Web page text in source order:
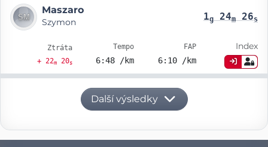
Maszaro
Szymon 1g24m26s
Ztráta
+ 22m20s
Tempo
6:48 /km
FAP
6:10 /km
Index
Další výsledky